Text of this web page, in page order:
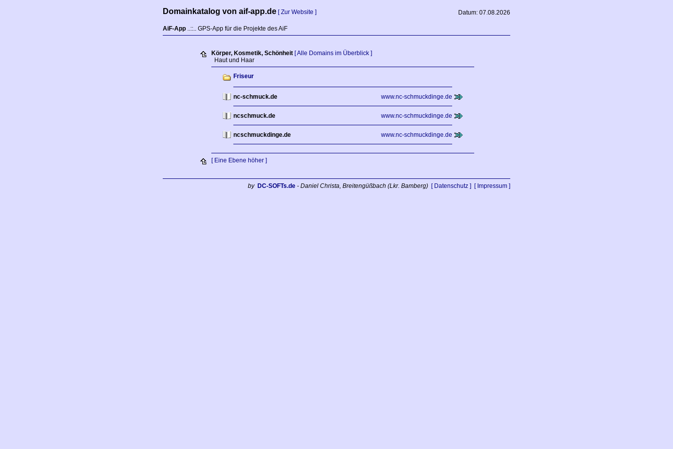
Domainkatalog von aif-app.de [ Zur Website ] Datum: 07.08.2026
AiF-App ..::.. GPS-App für die Projekte des AiF
Körper, Kosmetik, Schönheit [ Alle Domains im Überblick ]
Haut und Haar
Friseur
nc-schmuck.de www.nc-schmuckdinge.de
ncschmuck.de www.nc-schmuckdinge.de
ncschmuckdinge.de www.nc-schmuckdinge.de
[ Eine Ebene höher ]
by DC-SOFTs.de - Daniel Christa, Breitengüßbach (Lkr. Bamberg) [ Datenschutz ] [ Impressum ]